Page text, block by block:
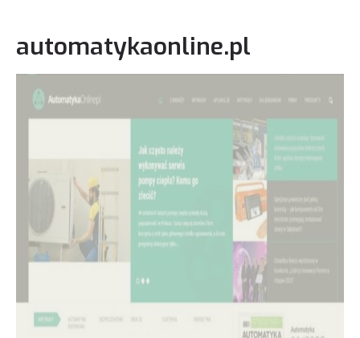
automatykaonline.pl